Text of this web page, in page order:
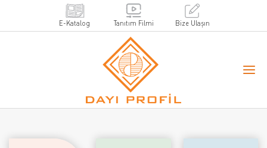
E-Katalog Tanıtım Filmi Bize Ulaşın